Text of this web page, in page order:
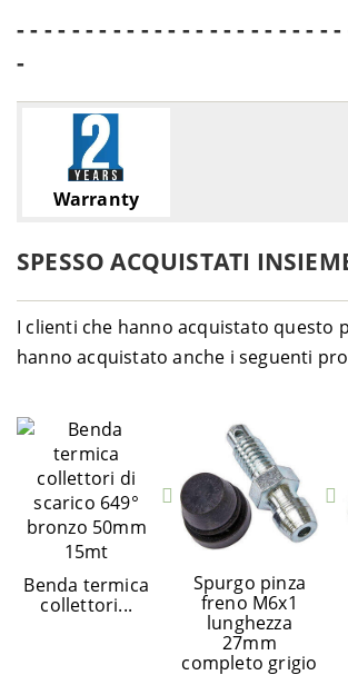
- - - - - - - - - - - - - - - - - - - - - - -
-
Warranty
SPESSO ACQUISTATI
I clienti che hanno acquistato questo
hanno acquistato anche i seguenti
Benda termica
collettori...
Spurgo pinza
freno M6x1
lunghezza
27mm
completo grigio